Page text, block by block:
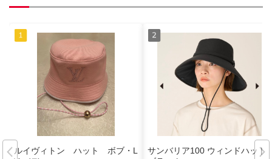
ルイヴィトン ハット ボブ・L
サンバリア100 ウィンドハット